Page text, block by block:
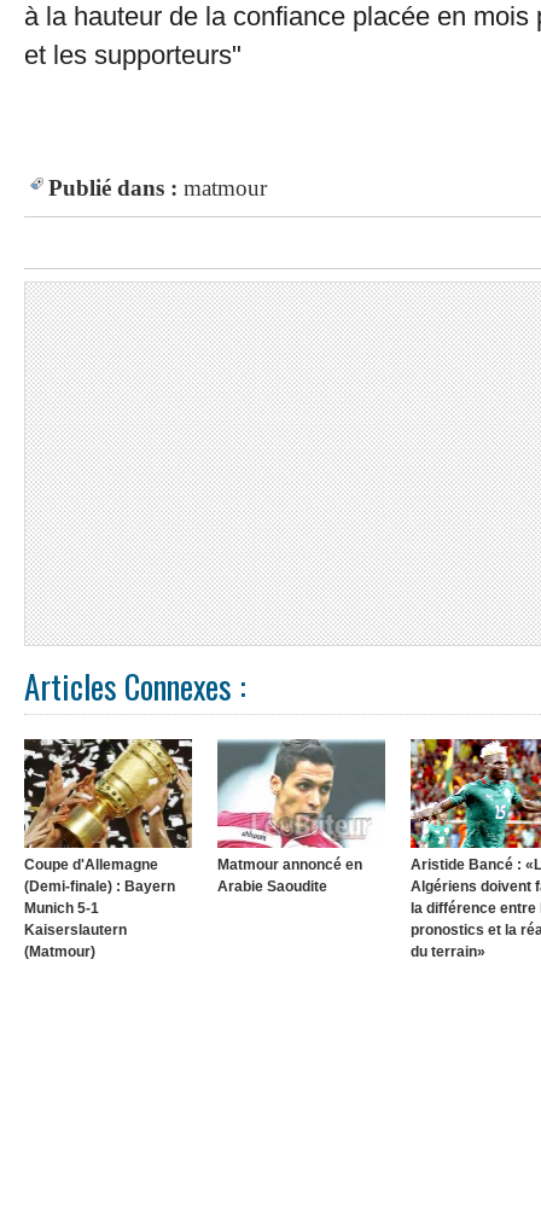
à la hauteur de la confiance placée en
et les supporteurs"
Publié dans : matmour
Articles Connexes :
Coupe d'Allemagne
(Demi-finale) : Bayern
Munich 5-1
Kaiserslautern
(Matmour)
Matmour annoncé en
Arabie Saoudite
Aristide Bancé :
Algériens doivent
la différence entre
pronostics et la
du terrain»